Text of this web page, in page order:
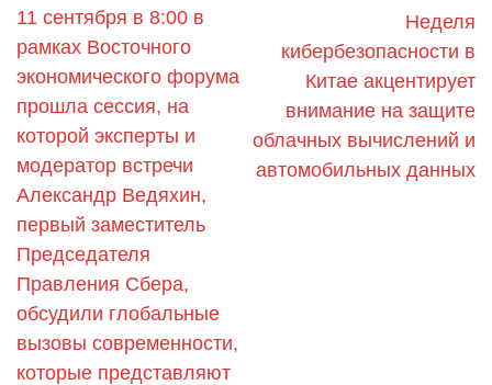
11 сентября в 8:00 в
рамках Восточного
экономического форума
прошла сессия, на
которой эксперты и
модератор встречи
Александр Ведяхин,
первый заместитель
Председателя
Правления Сбера,
обсудили глобальные
вызовы современности,
которые представляют
Неделя
кибербезопасности в
Китае акцентирует
внимание на защите
облачных вычислений и
автомобильных данных